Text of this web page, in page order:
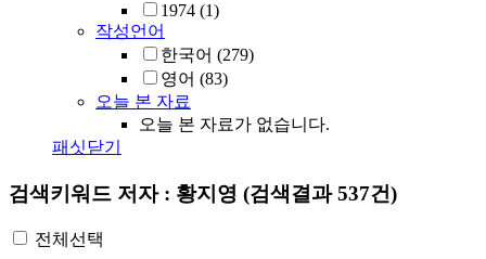
1974 (1)
작성언어
한국어 (279)
영어 (83)
오늘 본 자료
오늘 본 자료가 없습니다.
패싯닫기
검색키워드 저자 : 황지영 (검색결과 537건)
전체선택